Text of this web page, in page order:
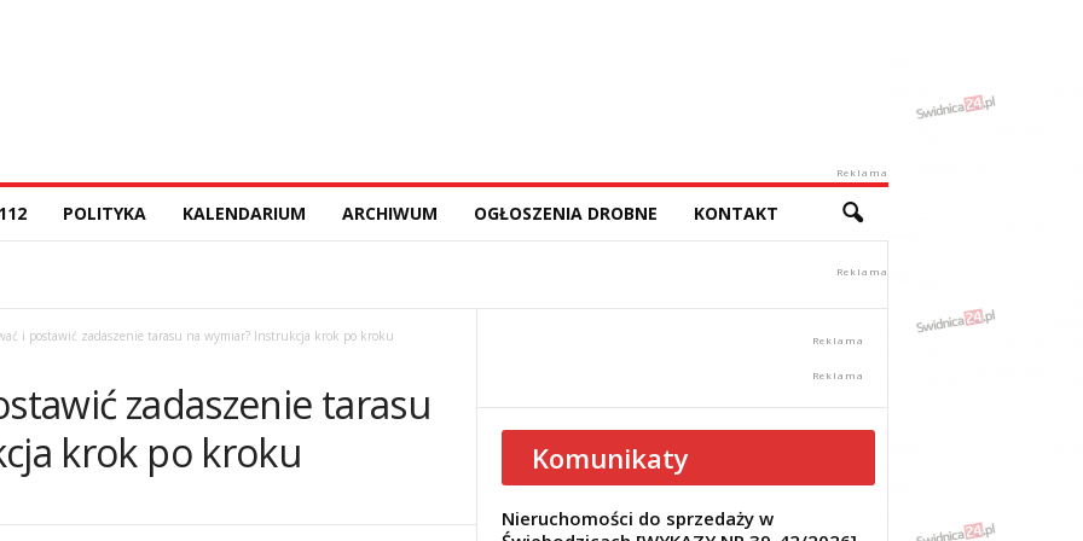
Reklama
112 POLITYKA KALENDARIUM ARCHIWUM OGŁOSZENIA DROBNE KONTAKT
i postawić zadaszenie tarasu na wymiar? Instrukcja krok po kroku
zadaszenie tarasu
krok po kroku
Komunikaty
Nieruchomości do sprzedaży w